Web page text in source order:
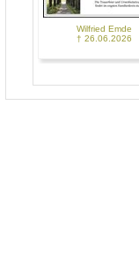
Wilfried Emde
† 26.06.2026